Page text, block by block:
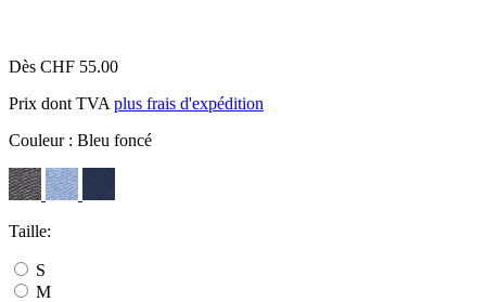
Dès CHF 55.00
Prix dont TVA plus frais d'expédition
Couleur : Bleu foncé
Taille:
S
M